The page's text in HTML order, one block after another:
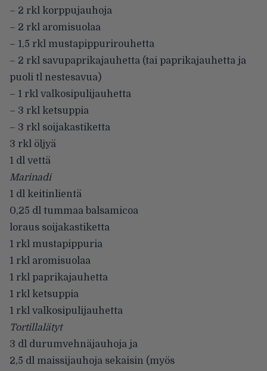
– 2 rkl korppujauhoja
– 2 rkl aromisuolaa
– 1,5 rkl mustapippurirouhetta
– 2 rkl savupaprikajauhetta (tai paprikajauhetta ja
puoli tl nestesavua)
– 1 rkl valkosipulijauhetta
– 3 rkl ketsuppia
– 3 rkl soijakastiketta
3 rkl öljyä
1 dl vettä
Marinadi
1 dl keitinlientä
0,25 dl tummaa balsamicoa
loraus soijakastiketta
1 rkl mustapippuria
1 rkl aromisuolaa
1 rkl paprikajauhetta
1 rkl ketsuppia
1 rkl valkosipulijauhetta
Tortillalätyt
3 dl durumvehnäjauhoja ja
2,5 dl maissijauhoja sekaisin (myös